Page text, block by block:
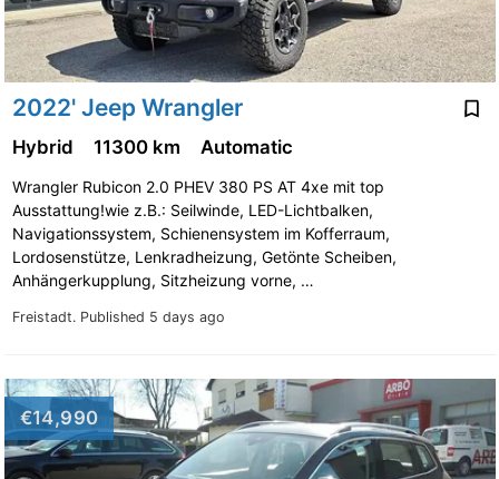
2022' Jeep Wrangler
Freistadt. Published 5 days ago
Hybrid 11300 km Automatic
Wrangler Rubicon 2.0 PHEV 380 PS AT 4xe mit top
Ausstattung!wie z.B.: Seilwinde, LED-Lichtbalken,
Navigationssystem, Schienensystem im Kofferraum,
Lordosenstütze, Lenkradheizung, Getönte Scheiben,
Anhängerkupplung, Sitzheizung vorne, …
€14,990